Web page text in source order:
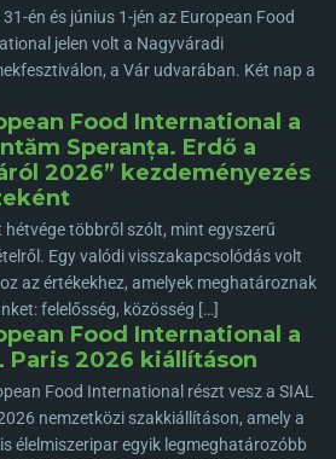
én és június 1-jén az European Food
jelen volt a Nagyváradi
a Vár udvarában. Két nap a
Food International a
Speranța. Erdő a
2026” kezdeményezés
hétvége többről szólt, mint egyszerű
Egy valódi visszakapcsolódás volt
az értékekhez, amelyek meghatároznak
felelősség, közösség […]
Food International a
Paris 2026 kiállításon
Food International részt vesz a SIAL
nemzetközi szakkiállításon, amely a
élelmiszeripar egyik legmeghatározóbb